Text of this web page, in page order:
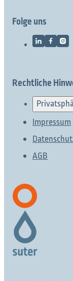
Folge uns
Rechtliche
Impressum
AGB